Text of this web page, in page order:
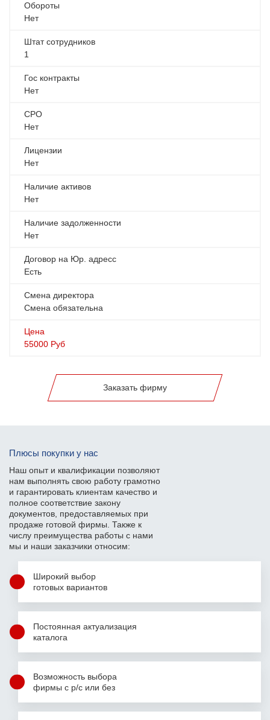
Обороты
Нет
Штат сотрудников
1
Гос контракты
Нет
СРО
Нет
Лицензии
Нет
Наличие активов
Нет
Наличие задолженности
Нет
Договор на Юр. адресс
Есть
Смена директора
Смена обязательна
Цена
55000 Руб
Заказать фирму
Плюсы покупки у нас
Наш опыт и квалификации позволяют
нам выполнять свою работу грамотно
и гарантировать клиентам качество и
полное соответствие закону
документов, предоставляемых при
продаже готовой фирмы. Также к
числу преимущества работы с нами
мы и наши заказчики относим:
Широкий выбор
готовых вариантов
Постоянная актуализация
каталога
Возможность выбора
фирмы с р/с или без